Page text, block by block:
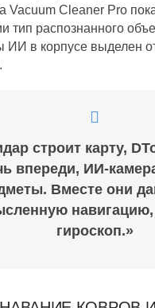
Vacuum Cleaner Pro
тип распознанного
ИИ в корпусе выделен
строит карту,
впереди, ИИ-
Вместе они
гироскоп.»